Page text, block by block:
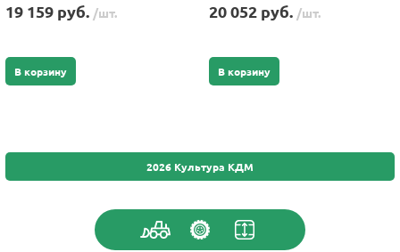
19 159 руб. /шт.
В корзину
20 052 руб. /шт.
В корзину
2026 Культура КДМ